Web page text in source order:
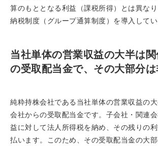
算のもととなる利益（課税所得）とは異な
納税制度（グループ通算制度）を導入してい
当社単体の営業収益の大半は
の受取配当金で、その大部分
純粋持株会社である当社単体の営業収益の
会社からの受取配当金です。子会社・関連
益に対して法人所得税を納め、その残りの
払います。このため、その受取配当金の大